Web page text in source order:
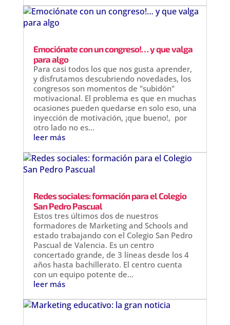
Emociónate con un congreso!… y que valga
para algo
Para casi todos los que nos gusta aprender,
y disfrutamos descubriendo novedades, los
congresos son momentos de "subidón"
motivacional. El problema es que en muchas
ocasiones pueden quedarse en solo eso, una
inyección de motivación, ¡que bueno!, por
otro lado no es...
leer más
Redes sociales: formación para el Colegio
San Pedro Pascual
Estos tres últimos dos de nuestros
formadores de Marketing and Schools and
estado trabajando con el Colegio San Pedro
Pascual de Valencia. Es un centro
concertado grande, de 3 líneas desde los 4
años hasta bachillerato. El centro cuenta
con un equipo potente de...
leer más